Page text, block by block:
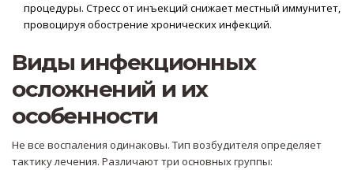
процедуры. Стресс от инъекций снижает местный иммунитет,
провоцируя обострение хронических инфекций.
Виды инфекционных
осложнений и их
особенности
Не все воспаления одинаковы. Тип возбудителя определяет
тактику лечения. Различают три основных группы: